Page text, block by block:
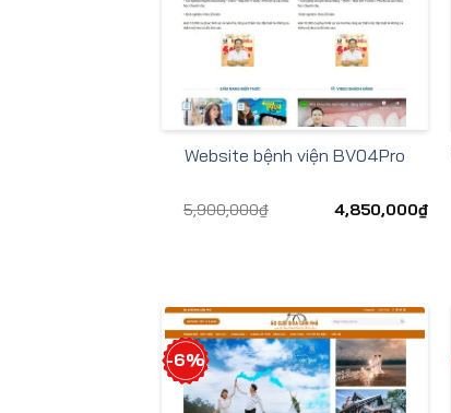
Website bệnh viện BV04Pro
5,900,000₫ 4,850,000₫
-6%